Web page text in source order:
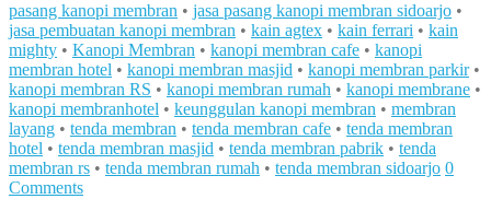
pasang kanopi membran • jasa pasang kanopi membran sidoarjo •
jasa pembuatan kanopi membran • kain agtex • kain ferrari • kain
mighty • Kanopi Membran • kanopi membran cafe • kanopi
membran hotel • kanopi membran masjid • kanopi membran parkir•
kanopi membran RS • kanopi membran rumah • kanopi membrane •
kanopi membranhotel • keunggulan kanopi membran • membran
layang • tenda membran • tenda membran cafe • tenda membran
hotel • tenda membran masjid • tenda membran pabrik • tenda
membran rs • tenda membran rumah • tenda membran sidoarjo 0
Comments